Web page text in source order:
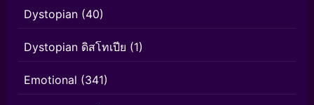
Dystopian (40)
Dystopian ดิสโทเปีย (1)
Emotional (341)